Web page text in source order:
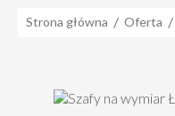
Strona główna Oferta